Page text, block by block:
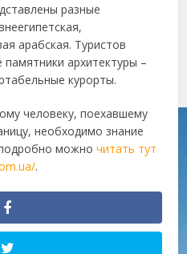
разные
арабская. Туристов
архитектуры –
курорты.
человеку, поехавшему
необходимо знание
подробно можночитать тут
.